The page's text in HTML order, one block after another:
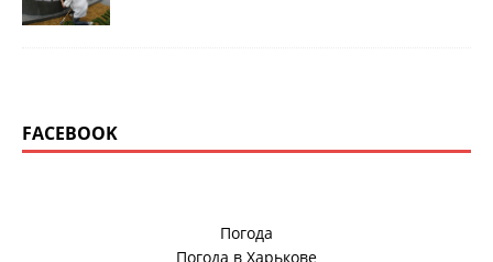
FACEBOOK
Погода
Погода в Харькове